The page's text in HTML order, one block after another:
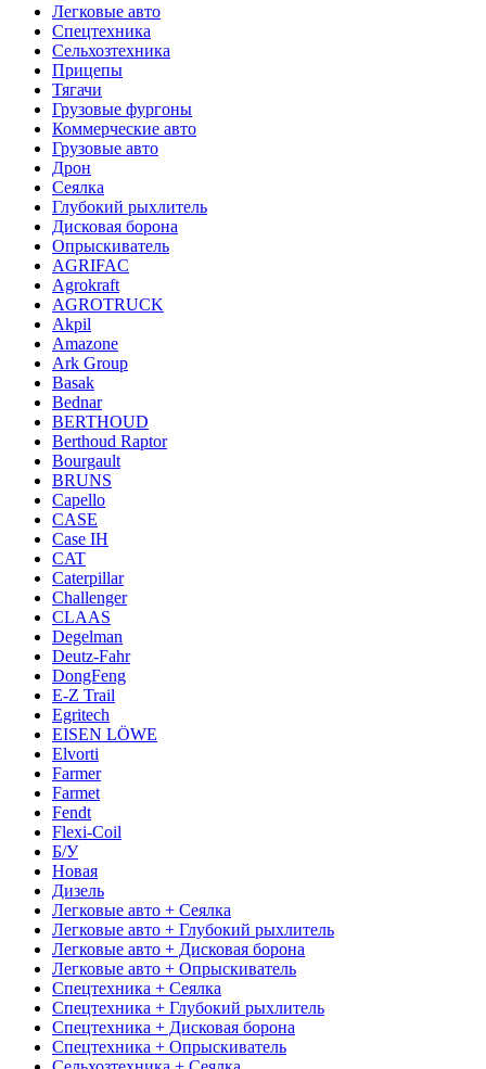
Легковые авто
Спецтехника
Сельхозтехника
Прицепы
Тягачи
Грузовые фургоны
Коммерческие авто
Грузовые авто
Дрон
Сеялка
Глубокий рыхлитель
Дисковая борона
Опрыскиватель
AGRIFAC
Agrokraft
AGROTRUCK
Akpil
Amazone
Ark Group
Basak
Bednar
BERTHOUD
Berthoud Raptor
Bourgault
BRUNS
Capello
CASE
Case IH
CAT
Caterpillar
Challenger
CLAAS
Degelman
Deutz-Fahr
DongFeng
E-Z Trail
Egritech
EISEN LÖWE
Elvorti
Farmer
Farmet
Fendt
Flexi-Coil
Б/У
Новая
Дизель
Легковые авто + Сеялка
Легковые авто + Глубокий рыхлитель
Легковые авто + Дисковая борона
Легковые авто + Опрыскиватель
Спецтехника + Сеялка
Спецтехника + Глубокий рыхлитель
Спецтехника + Дисковая борона
Спецтехника + Опрыскиватель